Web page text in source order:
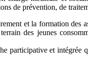
de prévention, de
et la formation des
des jeunes
participative et intégrée